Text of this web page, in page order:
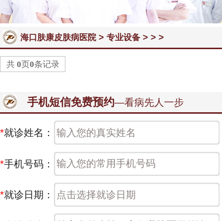
海口肤康皮肤病医院> 专业设备> > >
共 0页0条记录
手机短信免费预约—看病先人一步
*就诊姓名：
*手机号码：
*就诊日期：